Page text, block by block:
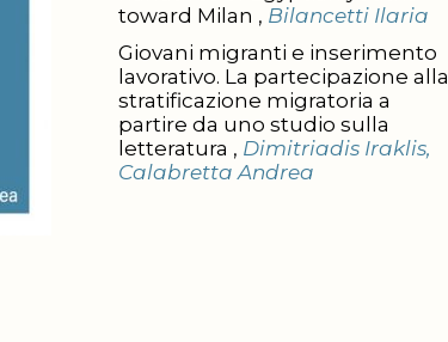
toward Milan , Bilancetti Ilaria
Giovani migranti e inserimento
lavorativo. La partecipazione alla
stratificazione migratoria a
partire da uno studio sulla
letteratura , Dimitriadis Iraklis,
Calabretta Andrea